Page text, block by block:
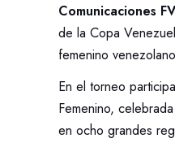
Comunicaciones
de la Copa
femenino
En el torneo
Femenino,
en ocho grandes